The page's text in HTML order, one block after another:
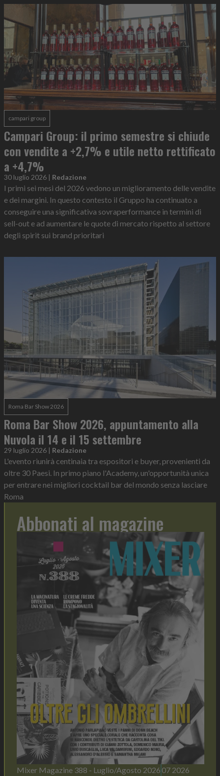
campari group
Campari Group: il primo semestre si chiude
con vendite a +2,7% e utile netto rettificato
a +4,7%
30 luglio 2026 | Redazione
I primi sei mesi del 2026 vedono un miglioramento delle vendite
e dei margini. In questo contesto il Gruppo ha continuato a
conseguire una significativa sovraperformance in termini di
sell-out e ad aumentare le quote di mercato rispetto al settore
degli spirit sui brand prioritari
Roma Bar Show 2026
Roma Bar Show 2026, appuntamento alla
Nuvola il 14 e il 15 settembre
29 luglio 2026 | Redazione
L'evento riunirà centinaia tra espositori e buyer, provenienti da
oltre 30 Paesi. In primo piano l'Academy, un'opportunità unica
per entrare nei migliori cocktail bar del mondo senza lasciare
Roma
Abbonati al magazine
Mixer Magazine 388 - Luglio/Agosto 2026 07 2026